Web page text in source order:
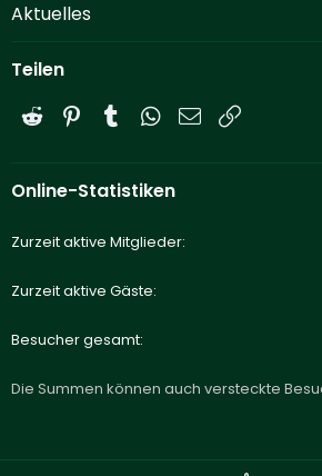
Aktuelles
Teilen
Reddit PinterestTumblrWhatsApp
E-Mail
Online-Statistiken
Zurzeit aktive Mitglieder
Zurzeit aktive Gäste
Besucher gesamt
Die Summen können auch versteckte